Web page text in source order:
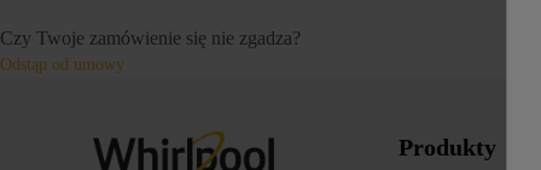
Czy Twoje zamówienie się nie zgadza?
Odstąp od umowy
Produkty